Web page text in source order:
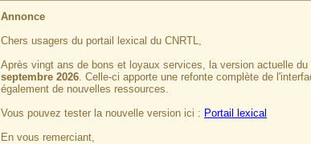
Annonce
Chers usagers du portail lexical du CNRTL,
Après vingt ans de bons et loyaux services, la version actuelle
septembre 2026. Celle-ci apporte une refonte complète de
également de nouvelles ressources.
Vous pouvez tester la nouvelle version ici : Portail lexical
En vous remerciant,